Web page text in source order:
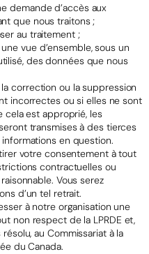
demande d’accès aux
que nous traitons ;
au traitement ;
vue d’ensemble, sous un
des données que nous
correction ou la suppression
incorrectes ou si elles ne sont
cela est approprié, les
transmises à des tierces
en question.
votre consentement à tout
contractuelles ou
Vous serez
d’un tel retrait.
à notre organisation une
non respect de la LPRDE et,
au Commissariat à la
du Canada.